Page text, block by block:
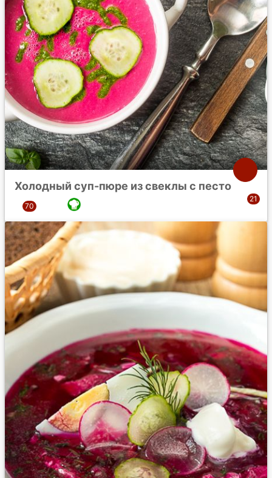
Холодный суп-пюре из свеклы с песто